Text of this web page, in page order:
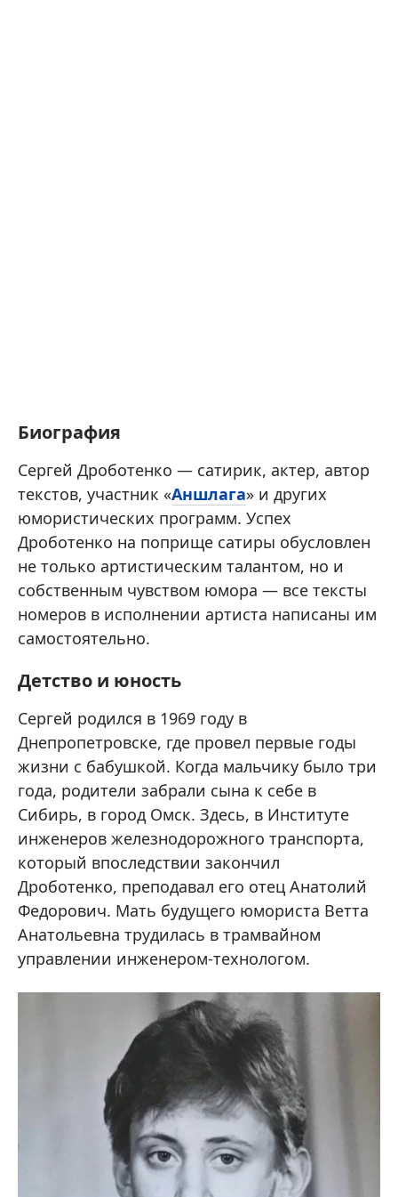
Биография
Сергей Дроботенко — сатирик, актер, автор
текстов, участник «Аншлага» и других
юмористических программ. Успех
Дроботенко на поприще сатиры обусловлен
не только артистическим талантом, но и
собственным чувством юмора — все тексты
номеров в исполнении артиста написаны им
самостоятельно.
Детство и юность
Сергей родился в 1969 году в
Днепропетровске, где провел первые годы
жизни с бабушкой. Когда мальчику было три
года, родители забрали сына к себе в
Сибирь, в город Омск. Здесь, в Институте
инженеров железнодорожного транспорта,
который впоследствии закончил
Дроботенко, преподавал его отец Анатолий
Федорович. Мать будущего юмориста Ветта
Анатольевна трудилась в трамвайном
управлении инженером-технологом.